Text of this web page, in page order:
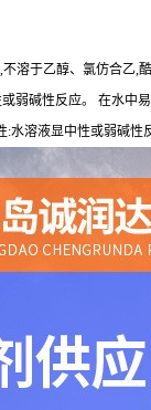
溶于乙醇、氯仿合乙
弱碱性反应。 在水中
溶液显中性或弱碱